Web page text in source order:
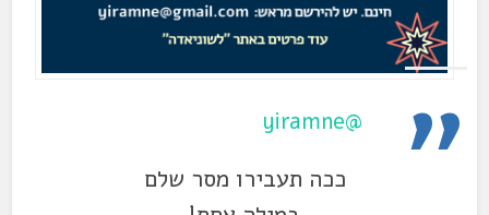
@yiramne
ככה תעבירו מסר שלם